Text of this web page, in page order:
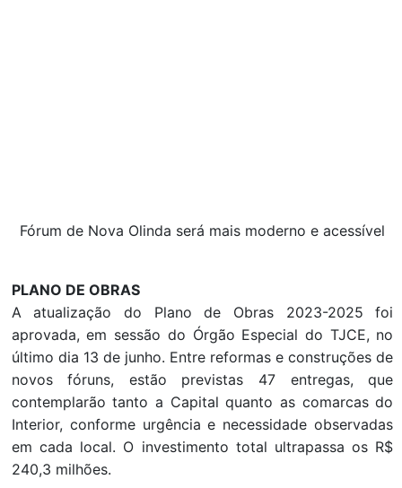
Fórum de Nova Olinda será mais moderno e acessível
PLANO DE OBRAS
A atualização do Plano de Obras 2023-2025 foi
aprovada, em sessão do Órgão Especial do TJCE, no
último dia 13 de junho. Entre reformas e construções de
novos fóruns, estão previstas 47 entregas, que
contemplarão tanto a Capital quanto as comarcas do
Interior, conforme urgência e necessidade observadas
em cada local. O investimento total ultrapassa os R$
240,3 milhões.